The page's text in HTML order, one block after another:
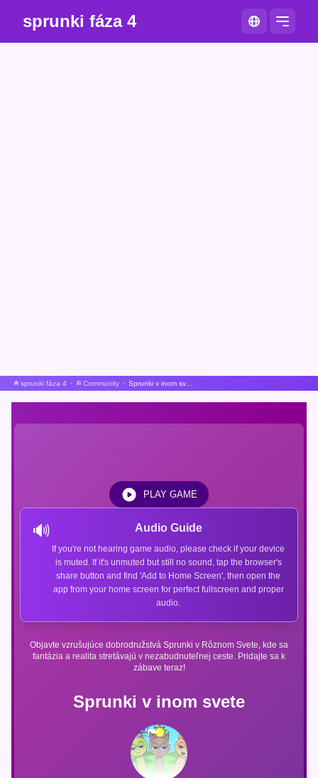
sprunki fáza 4
sprunki fáza 4 Community
Sprunki v inom svete
Objavte vzrušujúce dobrodružstvá Sprunki v Rôznom Svete, kde sa
fantázia a realita stretávajú v nezabudnuteľnej ceste. Pridajte sa k
zábave teraz!
🔊 Audio Guide
If you're not hearing game audio, please check if your device
is muted. If it's unmuted but still no sound, tap the browser's
share button and find 'Add to Home Screen', then open the
app from your home screen for perfect fullscreen and proper
audio.
PLAY GAME